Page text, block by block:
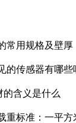
常用规格及壁厚
的传感器有哪些
的含义是什么
重标准：一平